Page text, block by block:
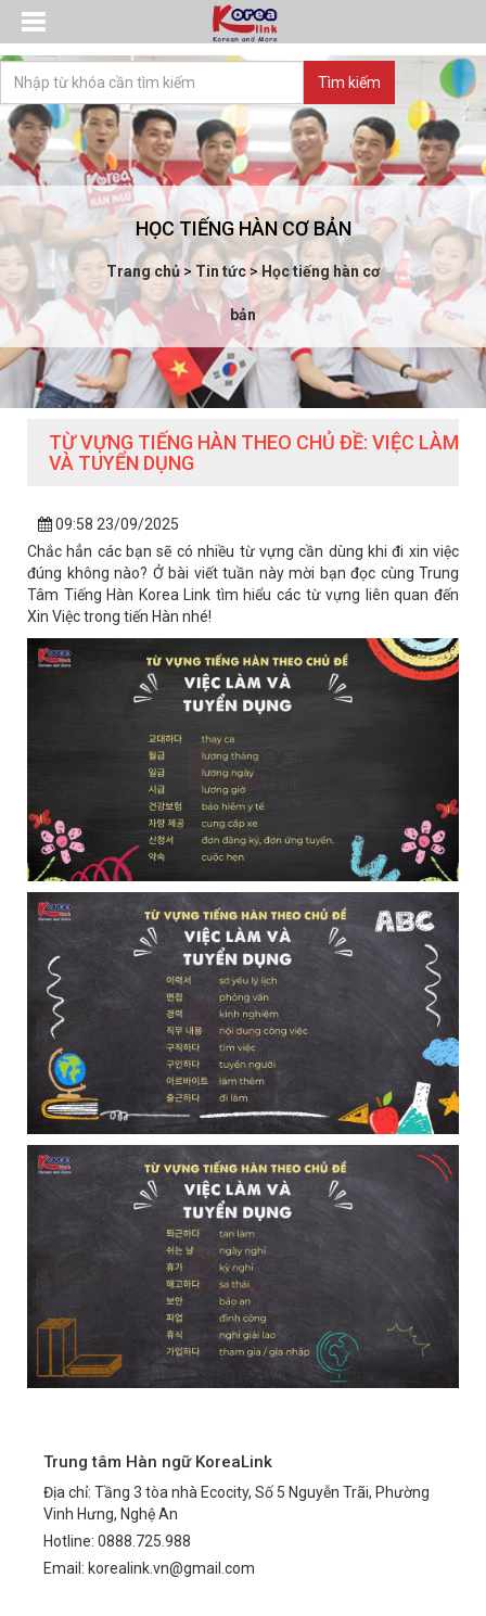
HỌC TIẾNG HÀN CƠ BẢN
Trang chủ > Tin tức>Học tiếng hàn cơ
bản
TỪ VỰNG TIẾNG HÀN THEO CHỦ ĐỀ: VIỆC LÀM
VÀ TUYỂN DỤNG
09:58 23/09/2025
Chắc hẳn các bạn sẽ có nhiều từ vựng cần dùng khi đi xin việc
đúng không nào? Ở bài viết tuần này mời bạn đọc cùng Trung
Tâm Tiếng Hàn Korea Link tìm hiểu các từ vựng liên quan đến
Xin Việc trong tiến Hàn nhé!
Trung tâm Hàn ngữ KoreaLink
Địa chỉ: Tầng 3 tòa nhà Ecocity, Số 5 Nguyễn Trãi, Phường
Vinh Hưng, Nghệ An
Hotline: 0888.725.988
Email: korealink.vn@gmail.com